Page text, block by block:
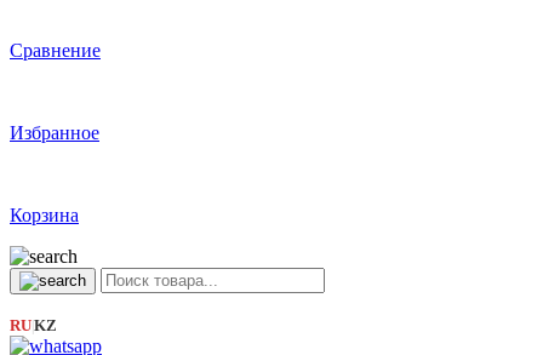
Сравнение
Избранное
Корзина
RU|KZ